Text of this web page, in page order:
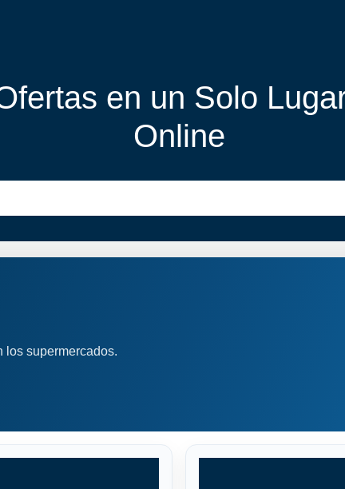
en un Solo
Online
los supermercados.